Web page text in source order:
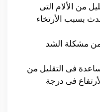
من الألام التى
بسبب الأرتخاء
مشكلة الشد
فى التقليل من
فى درجة